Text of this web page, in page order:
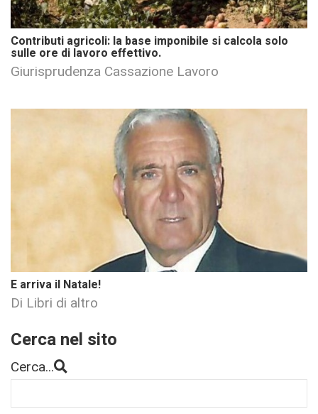
Contributi agricoli: la base imponibile si calcola solo
sulle ore di lavoro effettivo.
Giurisprudenza Cassazione Lavoro
E arriva il Natale!
Di Libri di altro
Cerca nel sito
Cerca...